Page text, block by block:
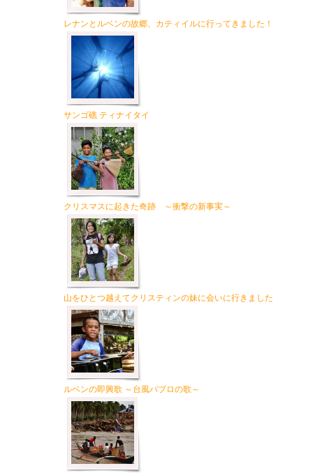
レナンとルベンの故郷、カティイルに行ってきました！
サンゴ礁 ティナイタイ
クリスマスに起きた奇跡 ～衝撃の新事実～
山をひとつ越えてクリスティンの妹に会いに行きました
ルベンの即興歌 ～台風パブロの歌～